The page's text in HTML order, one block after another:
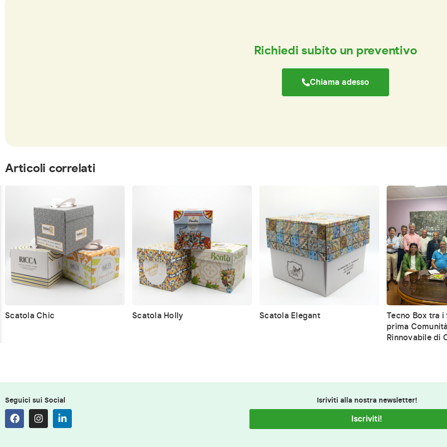
Richiedi subito un preventivo
Chiama adesso
Articoli correlati
Scatola Chic Scatola Holly Scatola Elegant
Tecno Box tra
prima
Rinnovabile di
Seguici sui Social Isriviti alla nostra newsletter!
Iscriviti!